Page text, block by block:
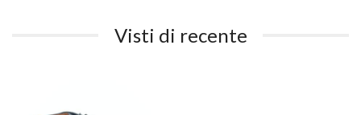
Visti di recente